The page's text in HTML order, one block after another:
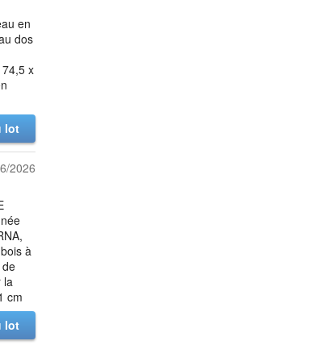
en
dos
x
lot
2026
à
la
cm
lot